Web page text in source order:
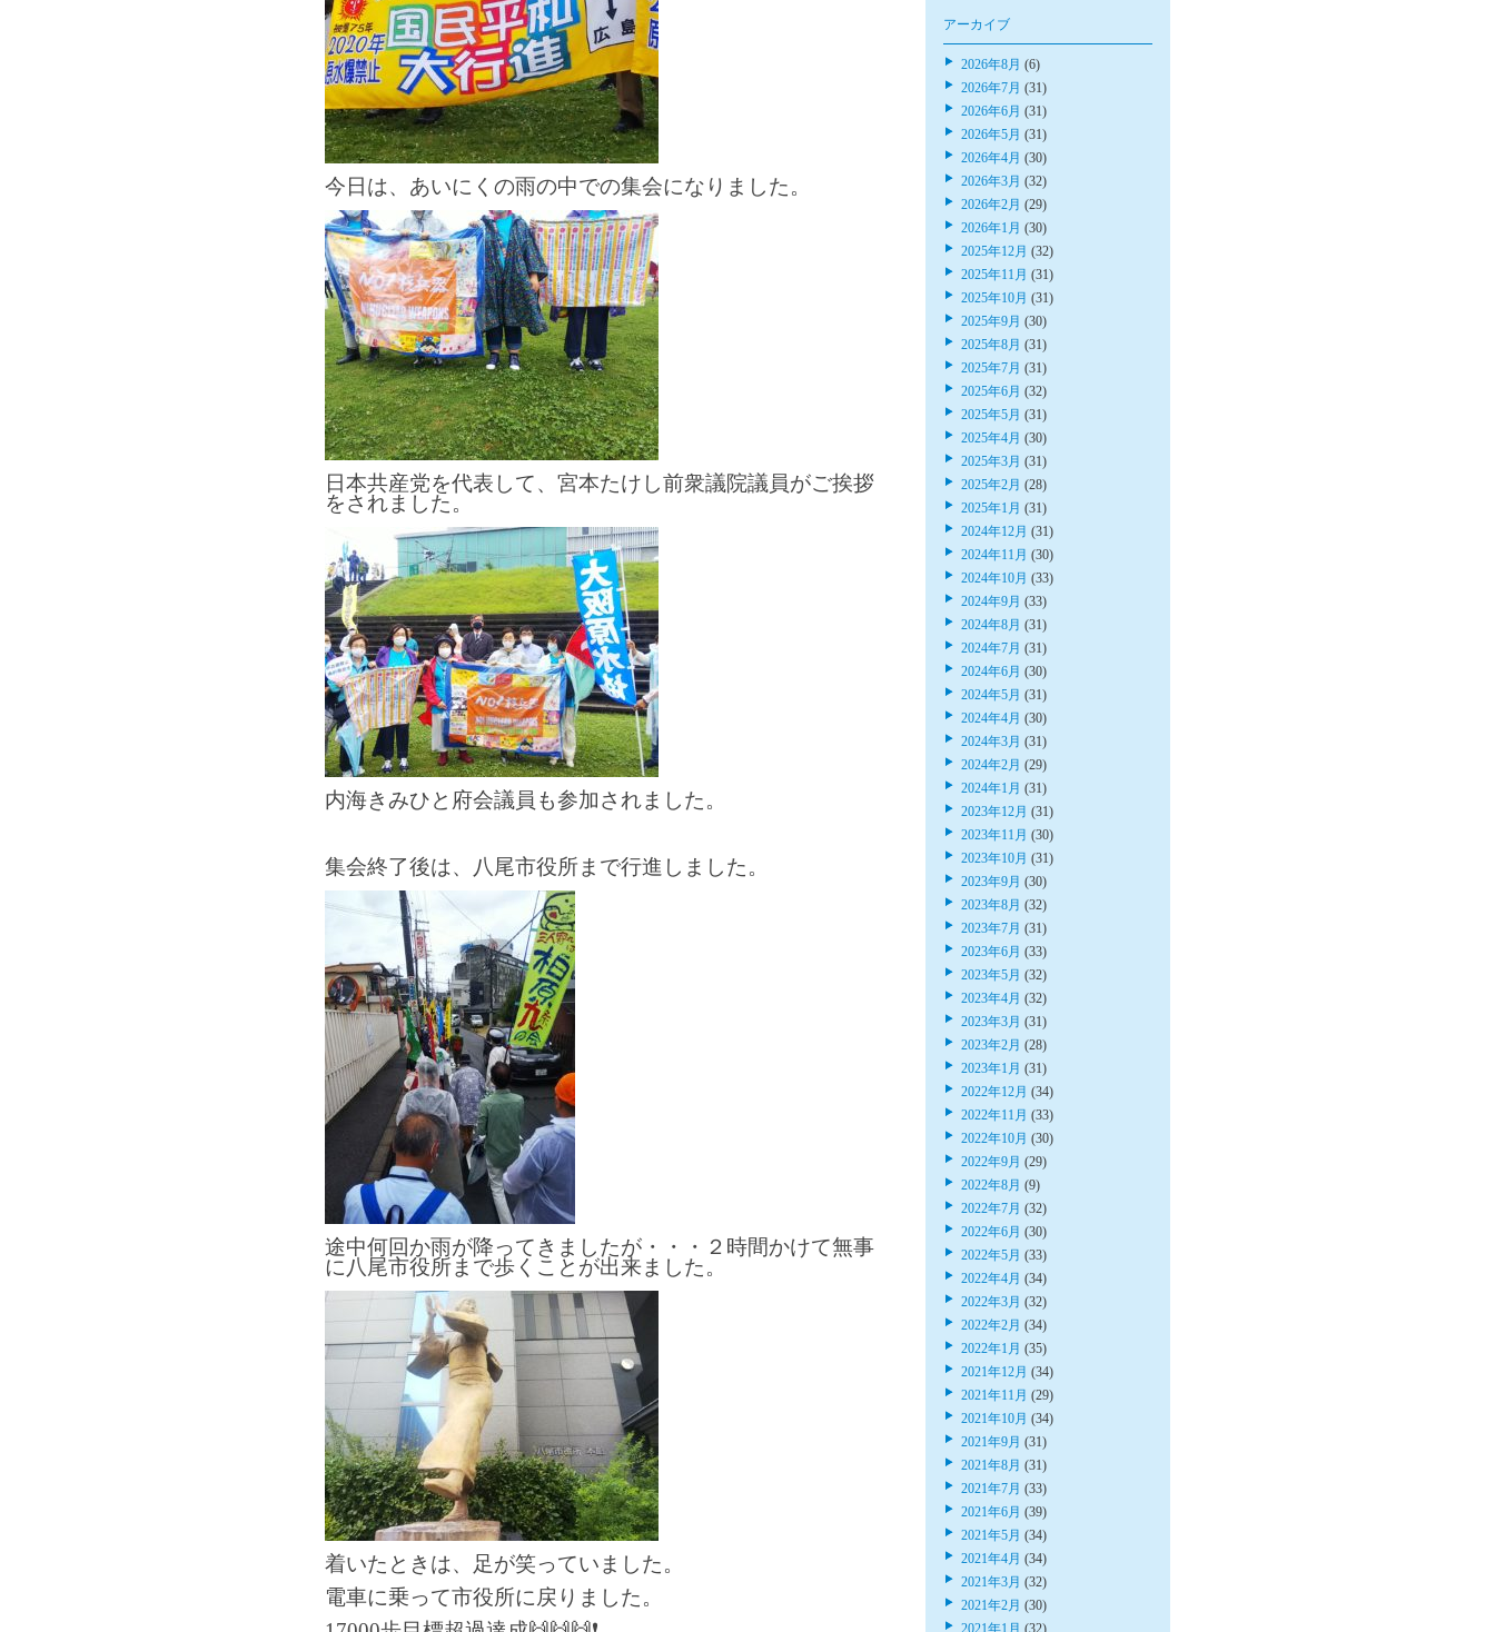
今日は、あいにくの雨の中での集会になりました。
日本共産党を代表して、宮本たけし前衆議院議員がご挨拶
をされました。
内海きみひと府会議員も参加されました。
集会終了後は、八尾市役所まで行進しました。
途中何回か雨が降ってきましたが・・・２時間かけて無事
に八尾市役所まで歩くことが出来ました。
着いたときは、足が笑っていました。
電車に乗って市役所に戻りました。
アーカイブ
2026年8月 (6)
2026年7月 (31)
2026年6月 (31)
2026年5月 (31)
2026年4月 (30)
2026年3月 (32)
2026年2月 (29)
2026年1月 (30)
2025年12月 (32)
2025年11月 (31)
2025年10月 (31)
2025年9月 (30)
2025年8月 (31)
2025年7月 (31)
2025年6月 (32)
2025年5月 (31)
2025年4月 (30)
2025年3月 (31)
2025年2月 (28)
2025年1月 (31)
2024年12月 (31)
2024年11月 (30)
2024年10月 (33)
2024年9月 (33)
2024年8月 (31)
2024年7月 (31)
2024年6月 (30)
2024年5月 (31)
2024年4月 (30)
2024年3月 (31)
2024年2月 (29)
2024年1月 (31)
2023年12月 (31)
2023年11月 (30)
2023年10月 (31)
2023年9月 (30)
2023年8月 (32)
2023年7月 (31)
2023年6月 (33)
2023年5月 (32)
2023年4月 (32)
2023年3月 (31)
2023年2月 (28)
2023年1月 (31)
2022年12月 (34)
2022年11月 (33)
2022年10月 (30)
2022年9月 (29)
2022年8月 (9)
2022年7月 (32)
2022年6月 (30)
2022年5月 (33)
2022年4月 (34)
2022年3月 (32)
2022年2月 (34)
2022年1月 (35)
2021年12月 (34)
2021年11月 (29)
2021年10月 (34)
2021年9月 (31)
2021年8月 (31)
2021年7月 (33)
2021年6月 (39)
2021年5月 (34)
2021年4月 (34)
2021年3月 (32)
2021年2月 (30)
2021年1月 (32)